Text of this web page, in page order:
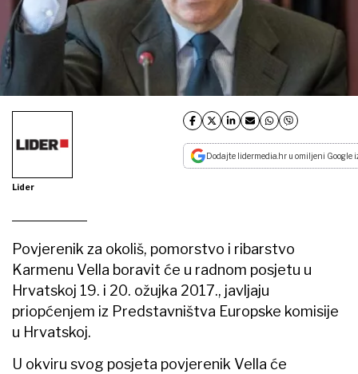
Lider
Dodajte lidermedia.hr u omiljeni Google
Povjerenik za okoliš, pomorstvo i ribarstvo
Karmenu Vella boravit će u radnom posjetu u
Hrvatskoj 19. i 20. ožujka 2017., javljaju
priopćenjem iz Predstavništva Europske komisije
u Hrvatskoj.
U okviru svog posjeta povjerenik Vella će